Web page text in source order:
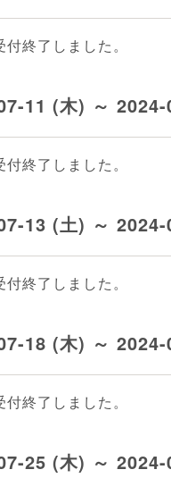
付終了しました。
11 (木) ～
付終了しました。
13 (土) ～
付終了しました。
18 (木) ～
付終了しました。
25 (木) ～